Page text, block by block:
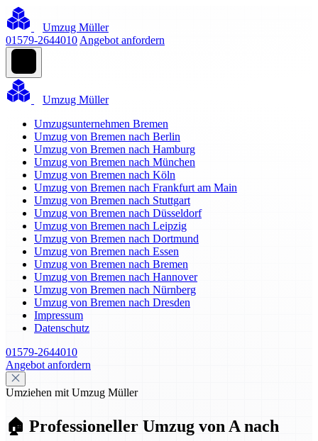
Umzug Müller
01579-2644010 Angebot anfordern
Umzug Müller
Umzugsunternehmen Bremen
Umzug von Bremen nach Berlin
Umzug von Bremen nach Hamburg
Umzug von Bremen nach München
Umzug von Bremen nach Köln
Umzug von Bremen nach Frankfurt am Main
Umzug von Bremen nach Stuttgart
Umzug von Bremen nach Düsseldorf
Umzug von Bremen nach Leipzig
Umzug von Bremen nach Dortmund
Umzug von Bremen nach Essen
Umzug von Bremen nach Bremen
Umzug von Bremen nach Hannover
Umzug von Bremen nach Nürnberg
Umzug von Bremen nach Dresden
Impressum
Datenschutz
01579-2644010
Angebot anfordern
Umziehen mit Umzug Müller
🏠 Professioneller Umzug von A nach